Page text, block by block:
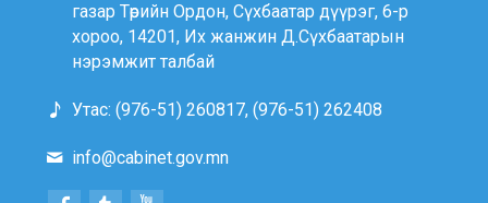
газар Төрийн Ордон, Сүхбаатар дүүрэг, 6-р
хороо, 14201, Их жанжин Д.Сүхбаатарын
нэрэмжит талбай
Утас: (976-51) 260817, (976-51) 262408
info@cabinet.gov.mn